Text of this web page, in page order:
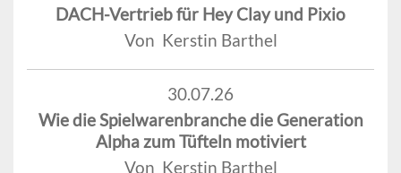
DACH-Vertrieb für Hey Clay und Pixio
Von Kerstin Barthel
30.07.26
Wie die Spielwarenbranche die Generation
Alpha zum Tüfteln motiviert
Von Kerstin Barthel